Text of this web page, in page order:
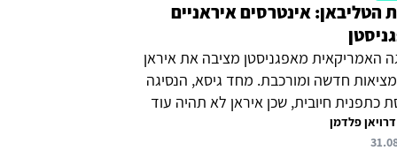
הטליבאן: אינטרסים איראניים
האמריקאית מאפגניסטן מציבה את איראן
חדשה ומורכבת. מחד גיסא, הנסיגה
כתפנית חיובית, שכן איראן לא תהיה עוד
על ידי ארצות הברית ממזרח וממערב,
ניכרת תקווה כי בהמשך תתרחש נסיגה של
פלדמן